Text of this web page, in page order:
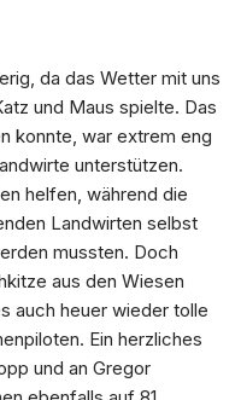
da das Wetter mit uns
und Maus spielte. Das
konnte, war extrem eng
unterstützen.
helfen, während die
Landwirten selbst
mussten. Doch
aus den Wiesen
auch heuer wieder tolle
Ein herzliches
und an Gregor